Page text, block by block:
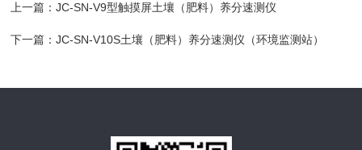
上一篇：JC-SN-V9型触摸屏土壤（肥料）养分速测仪
下一篇：JC-SN-V10S土壤（肥料）养分速测仪（环境监测站）